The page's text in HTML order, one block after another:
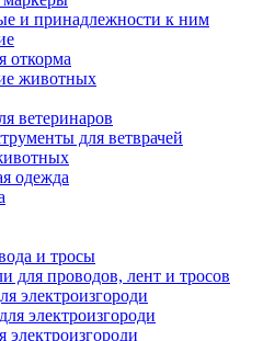
и принадлежности к ним
откорма
животных
ветеринаров
для ветврачей
одежда
и тросы
для проводов, лент и тросов
электроизгороди
электроизгороди
электроизгороди